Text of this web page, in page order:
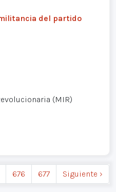
del partido
(MIR)
676 677 Siguiente ›